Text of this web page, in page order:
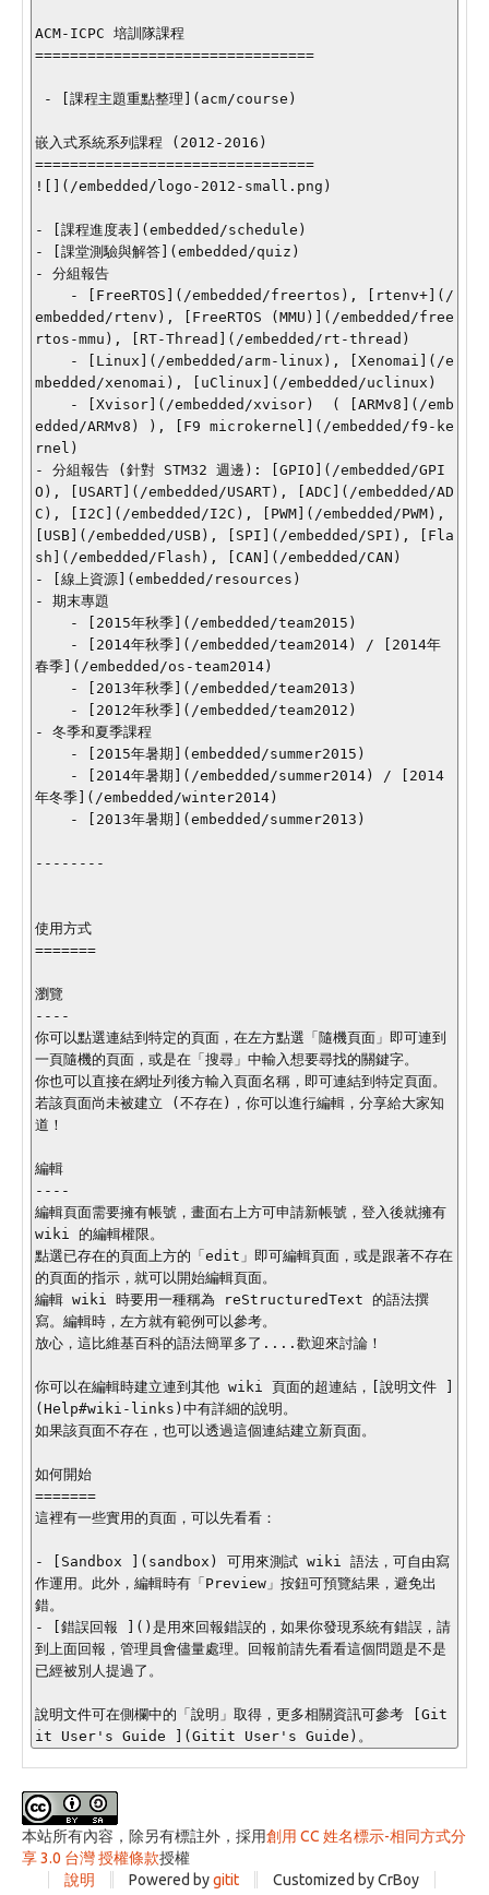
ACM-ICPC 培訓隊課程
================================
嵌入式系統系列課程 (2012-2016)
================================
![](/embedded/logo-2012-small.png)
- [課程進度表](embedded/schedule)
- [課堂測驗與解答](embedded/quiz)
- 分組報告
embedded/rtenv), [FreeRTOS (MMU)](/embedded/free
rtos-mmu), [RT-Thread](/embedded/rt-thread)
mbedded/xenomai), [uClinux](/embedded/uclinux)
edded/ARMv8) ), [F9 microkernel](/embedded/f9-ke
rnel)
- 分組報告 (針對 STM32 週邊): [GPIO](/embedded/GPI
O), [USART](/embedded/USART), [ADC](/embedded/AD
C), [I2C](/embedded/I2C), [PWM](/embedded/PWM),
[USB](/embedded/USB), [SPI](/embedded/SPI), [Fla
sh](/embedded/Flash), [CAN](/embedded/CAN)
- [線上資源](embedded/resources)
- 期末專題
春季](/embedded/os-team2014)
- 冬季和夏季課程
年冬季](/embedded/winter2014)
--------
使用方式
=======
瀏覽
----
你可以點選連結到特定的頁面，在左方點選「隨機頁面」即可連到
一頁隨機的頁面，或是在「搜尋」中輸入想要尋找的關鍵字。
你也可以直接在網址列後方輸入頁面名稱，即可連結到特定頁面。
若該頁面尚未被建立 (不存在)，你可以進行編輯，分享給大家知
道！
編輯
----
編輯頁面需要擁有帳號，畫面右上方可申請新帳號，登入後就擁有
wiki 的編輯權限。
點選已存在的頁面上方的「edit」即可編輯頁面，或是跟著不存在
的頁面的指示，就可以開始編輯頁面。
編輯 wiki 時要用一種稱為 reStructuredText 的語法撰
寫。編輯時，左方就有範例可以參考。
放心，這比維基百科的語法簡單多了....歡迎來討論！
你可以在編輯時建立連到其他 wiki 頁面的超連結，[說明文件 ]
(Help#wiki-links)中有詳細的說明。
如果該頁面不存在，也可以透過這個連結建立新頁面。
如何開始
=======
這裡有一些實用的頁面，可以先看看：
- [Sandbox ](sandbox) 可用來測試 wiki 語法，可自由寫
作運用。此外，編輯時有「Preview」按鈕可預覽結果，避免出
錯。
- [錯誤回報 ]()是用來回報錯誤的，如果你發現系統有錯誤，請
到上面回報，管理員會儘量處理。回報前請先看看這個問題是不是
已經被別人提過了。
說明文件可在側欄中的「說明」取得，更多相關資訊可參考 [Git
本站所有內容，除另有標註外，採用創用 CC 姓名標示-相同方式分
享 3.0 台灣 授權條款授權
說明
Powered bygitit Customized by CrBoy